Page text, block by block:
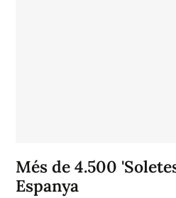
Més de 4.500
Espanya